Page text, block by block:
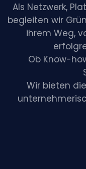
Als Netzwerk,
begleiten wir
ihrem Weg,
Ob Know-
Wir bieten